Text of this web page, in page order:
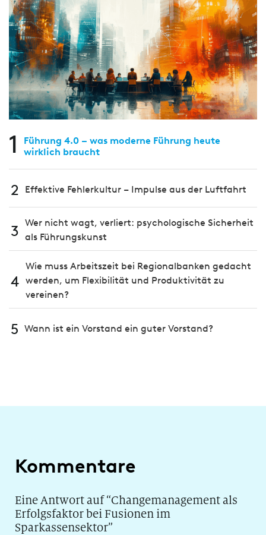
1
Führung 4.0 – was moderne Führung heute
wirklich braucht
2 Effektive Fehlerkultur – Impulse aus der Luftfahrt
3 Wer nicht wagt, verliert: psychologische Sicherheit
als Führungskunst
4
Wie muss Arbeitszeit bei Regionalbanken gedacht
werden, um Flexibilität und Produktivität zu
vereinen?
5 Wann ist ein Vorstand ein guter Vorstand?
Kommentare
Eine Antwort auf “Changemanagement als
Erfolgsfaktor bei Fusionen im
Sparkassensektor”